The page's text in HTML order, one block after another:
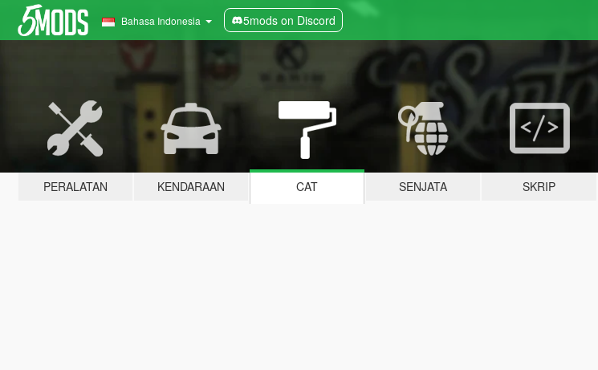
Bahasa Indonesia 5mods on Discord
PERALATAN KENDARAAN CAT SENJATA SKRIP